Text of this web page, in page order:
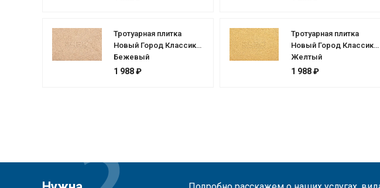
Тротуарная плитка
Новый Город Классик
Бежевый
1 988 ₽
Тротуарная плитка
Новый Город Классик
Желтый
1 988 ₽